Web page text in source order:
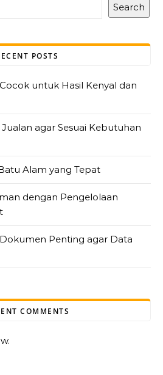
Search
POSTS
untuk Hasil Kenyal dan
agar Sesuai Kebutuhan
Alam yang Tepat
dengan Pengelolaan
Penting agar Data
COMMENTS